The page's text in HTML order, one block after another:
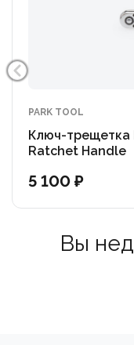
PARK TOOL
Ключ-трещетка
Ratchet Handle
5 100 ₽
Вы